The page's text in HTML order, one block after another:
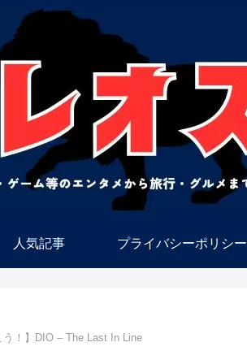
人気記事 プライバシーポリシー
！】DIO – The Last In Line